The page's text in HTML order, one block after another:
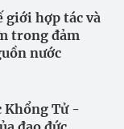
giới hợp tác và
trong đảm
nước
Khổng Tử -